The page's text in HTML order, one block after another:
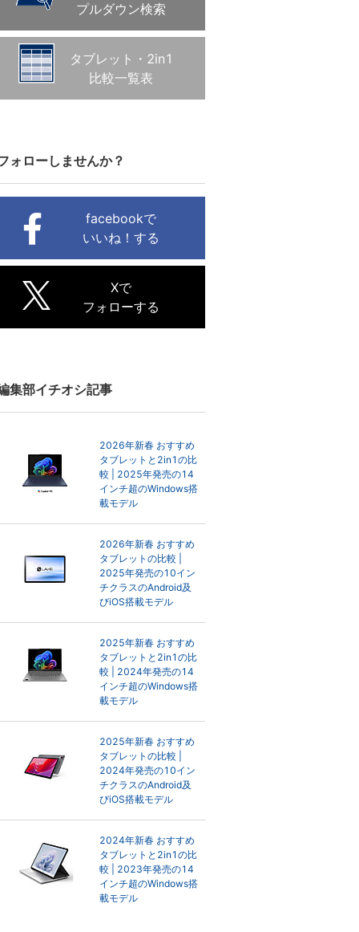
プルダウン検索
タブレット・2in1
比較一覧表
ォローしませんか？
facebookで
いいね！する
Xで
フォローする
集部イチオシ記事
2026年新春 おすすめ
タブレットと2in1の比
較 | 2025年発売の14
インチ超のWindows搭
載モデル
2026年新春 おすすめ
タブレットの比較 |
2025年発売の10イン
チクラスのAndroid及
びiOS搭載モデル
2025年新春 おすすめ
タブレットと2in1の比
較 | 2024年発売の14
インチ超のWindows搭
載モデル
2025年新春 おすすめ
タブレットの比較 |
2024年発売の10イン
チクラスのAndroid及
びiOS搭載モデル
2024年新春 おすすめ
タブレットと2in1の比
較 | 2023年発売の14
インチ超のWindows搭
載モデル